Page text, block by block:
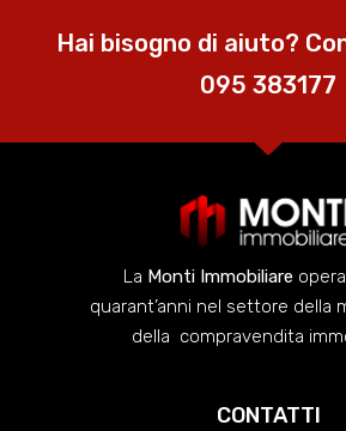
Hai bisogno di aiuto?
095 383177
La Monti Immobiliare
quarant’anni nel settore della
della compravendita
CONTATTI